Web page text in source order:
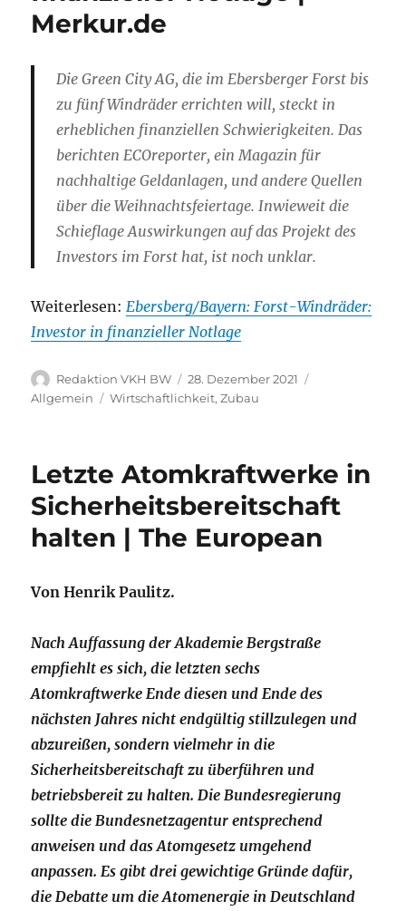
Merkur.de
Die Green City AG, die im Ebersberger Forst bis
zu fünf Windräder errichten will, steckt in
erheblichen finanziellen Schwierigkeiten. Das
berichten ECOreporter, ein Magazin für
nachhaltige Geldanlagen, und andere Quellen
über die Weihnachtsfeiertage. Inwieweit die
Schieflage Auswirkungen auf das Projekt des
Investors im Forst hat, ist noch unklar.
Weiterlesen: Ebersberg/Bayern: Forst-Windräder:
Investor in finanzieller Notlage
Autor
Redaktion VKH BW
Veröffentlicht
am
28. Dezember 2021
Allgemein
Schlagwörter
Wirtschaftlichkeit,Zubau
Letzte Atomkraftwerke in
Sicherheitsbereitschaft
halten | The European
Von Henrik Paulitz.
Nach Auffassung der Akademie Bergstraße
empfiehlt es sich, die letzten sechs
Atomkraftwerke Ende diesen und Ende des
nächsten Jahres nicht endgültig stillzulegen und
abzureißen, sondern vielmehr in die
Sicherheitsbereitschaft zu überführen und
betriebsbereit zu halten. Die Bundesregierung
sollte die Bundesnetzagentur entsprechend
anweisen und das Atomgesetz umgehend
anpassen. Es gibt drei gewichtige Gründe dafür,
die Debatte um die Atomenergie in Deutschland